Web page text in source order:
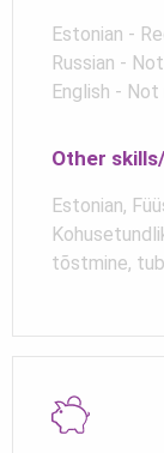
Estonian -
Russian -
English -
Other
Estonian,
tõstmine,